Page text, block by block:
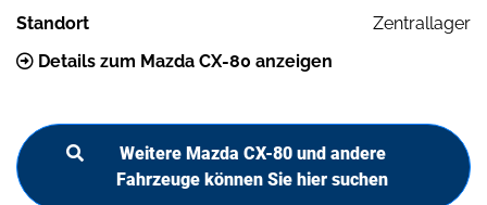
Standort
Zentrallager
Details zum Mazda CX-80 anzeigen
Weitere Mazda CX-80 und andere
Fahrzeuge können Sie hier suchen